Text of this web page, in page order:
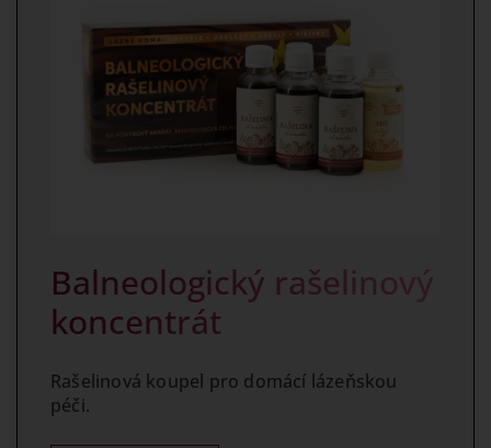
Balneologický rašelinový
koncentrát
Rašelinová koupel pro domácí lázeňskou
péči.